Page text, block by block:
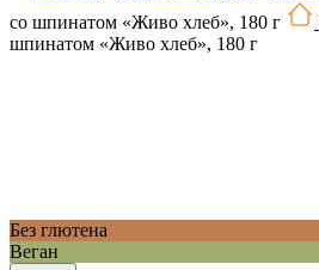
со шпинатом «Живо хлеб», 180 г
шпинатом «Живо хлеб», 180 г
Без глютена
Веган